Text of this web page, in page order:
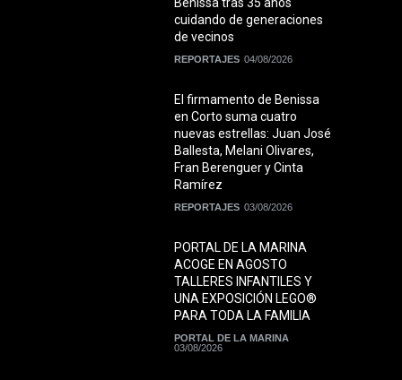
cuidando de generaciones
de vecinos
REPORTAJES 04/08/2026
El firmamento de Benissa
en Corto suma cuatro
nuevas estrellas: Juan José
Ballesta, Melani Olivares,
Fran Berenguer y Cinta
Ramírez
REPORTAJES 03/08/2026
PORTAL DE LA MARINA
ACOGE EN AGOSTO
TALLERES INFANTILES Y
UNA EXPOSICIÓN LEGO®
PARA TODA LA FAMILIA
PORTAL DE LA MARINA
03/08/2026